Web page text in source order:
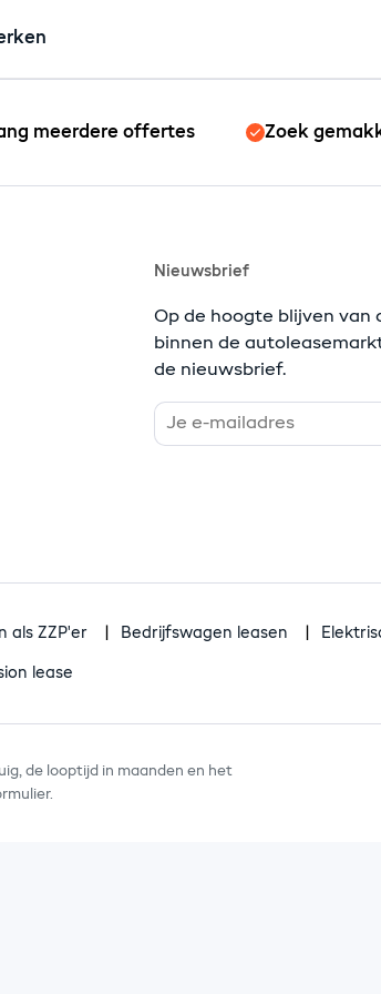
meerdere offertes Zoek
Nieuwsbrief
Op de hoogte blijven van
binnen de
de nieuwsbrief.
als ZZP'er Bedrijfswagen leasen
lease
de looptijd in maanden en het